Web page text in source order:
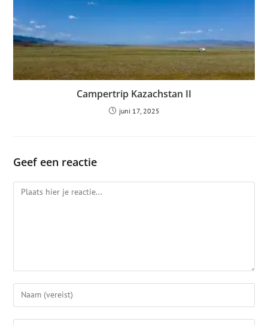
Campertrip Kazachstan II
juni 17, 2025
Geef een reactie